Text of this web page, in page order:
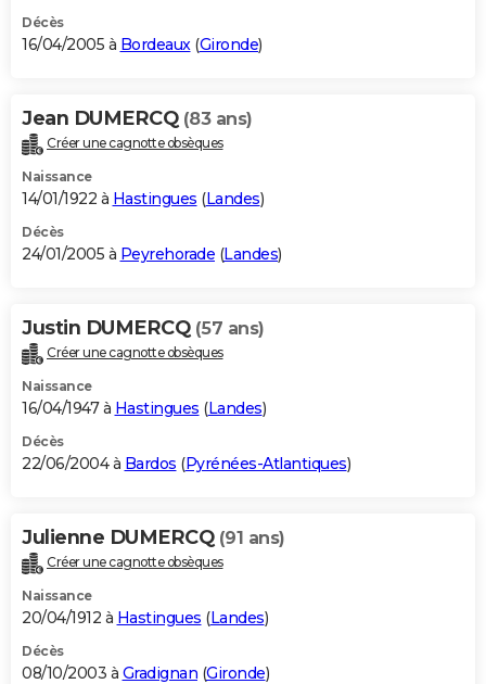
Décès
16/04/2005 à Bordeaux(Gironde)
Jean DUMERCQ (83 ans)
Créer une cagnotte obsèques
Naissance
14/01/1922 à Hastingues (Landes)
Décès
24/01/2005 à Peyrehorade (Landes)
Justin DUMERCQ (57 ans)
Créer une cagnotte obsèques
Naissance
16/04/1947 à Hastingues (Landes)
Décès
22/06/2004 à Bardos (Pyrénées-Atlantiques)
Julienne DUMERCQ (91 ans)
Créer une cagnotte obsèques
Naissance
20/04/1912 à Hastingues (Landes)
Décès
08/10/2003 à Gradignan (Gironde)